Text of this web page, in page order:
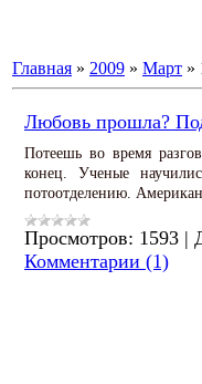
Главная » 2009 » Март »
Любовь прошла?
Потеешь во время
конец. Ученые
потоотделению.
Просмотров: 1593 |
Комментарии (1)